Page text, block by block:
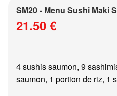
SM20 - Menu Sushi Maki
21.50 €
4 sushis saumon, 9
saumon, 1 portion de riz, 1